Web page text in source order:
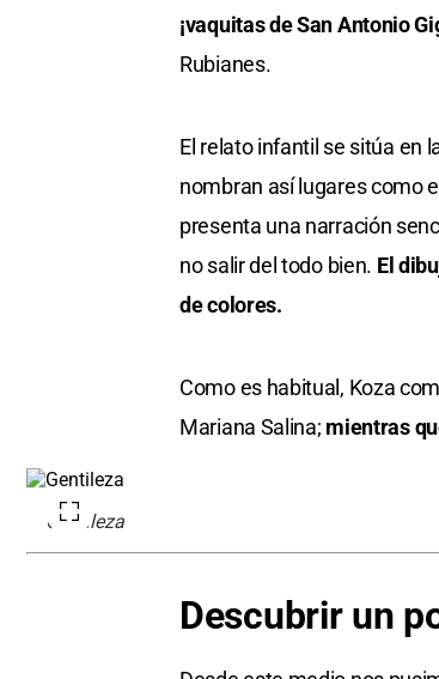
¡vaquitas de San Antonio
Rubianes.
El relato infantil se sitúa en
nombran así lugares como
presenta una narración
no salir del todo bien. El
de colores.
Como es habitual, Koza
Mariana Salina; mientras
Gentileza
Descubrir un